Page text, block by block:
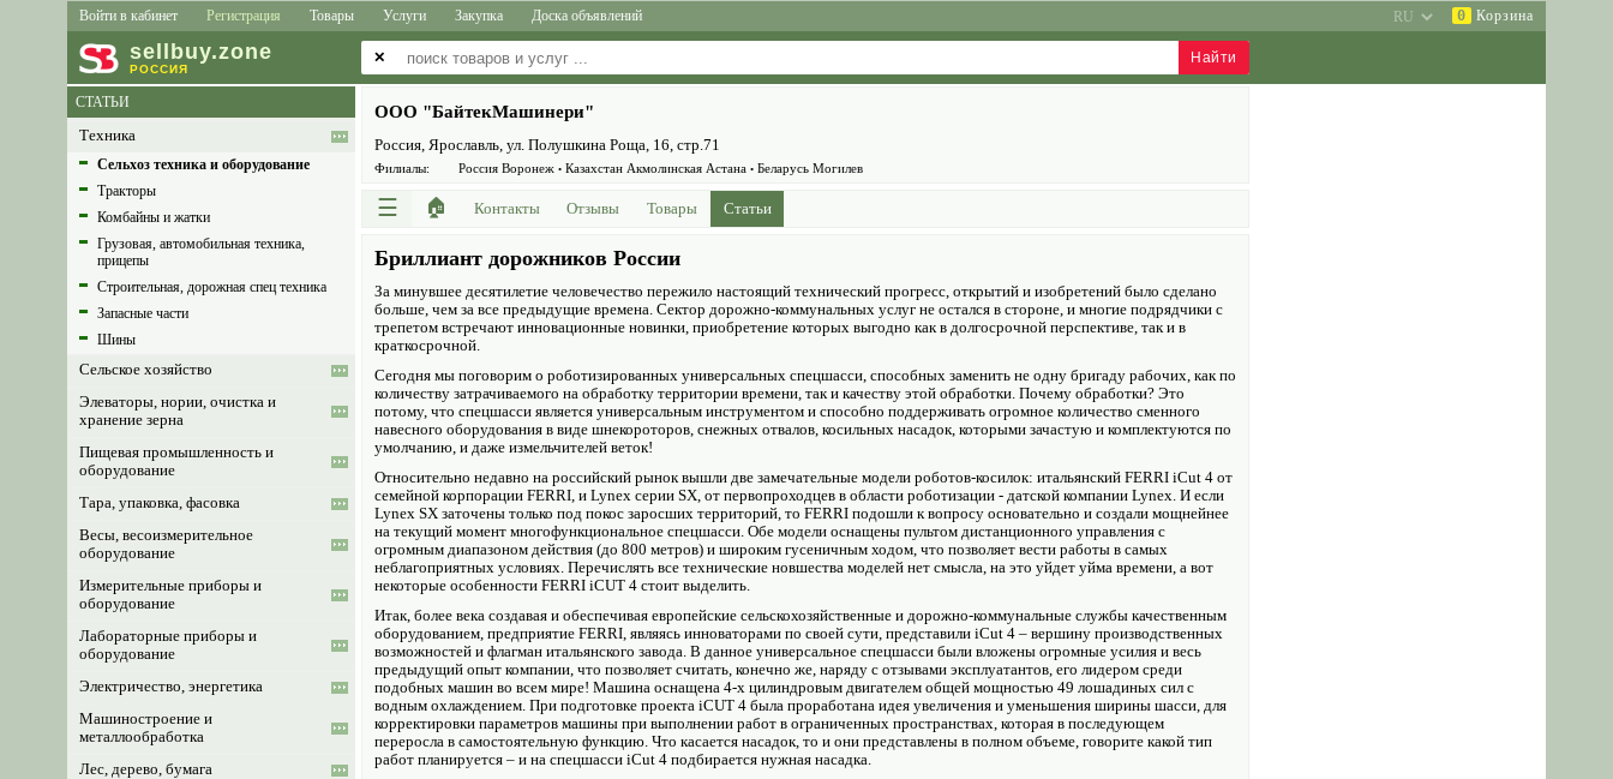
Войти в кабинет Регистрация Товары Услуги Закупка Доска объявлений 0 Корзина
sell buy.zone
РОССИЯ
✕
СТАТЬИ
Техника
Сельхоз техника и оборудование
Тракторы
Комбайны и жатки
Грузовая, автомобильная техника,
прицепы
Строительная, дорожная спец техника
Запасные части
Шины
Сельское хозяйство
Элеваторы, нории, очистка и
хранение зерна
Пищевая промышленность и
оборудование
Тара, упаковка, фасовка
Весы, весоизмерительное
оборудование
Измерительные приборы и
оборудование
Лабораторные приборы и
оборудование
Электричество, энергетика
Машиностроение и
металлообработка
Лес, дерево, бумага
ООО "БайтекМашинери"
Россия, Ярославль, ул. Полушкина Роща, 16, стр.71
Филиалы: Россия Воронеж • Казахстан Акмолинская Астана • Беларусь Могилев
☰ 🏠 Контакты Отзывы Товары Статьи
Бриллиант дорожников России
За минувшее десятилетие человечество пережило настоящий технический прогресс, открытий и изобретений было сделано
больше, чем за все предыдущие времена. Сектор дорожно-коммунальных услуг не остался в стороне, и многие подрядчики с
трепетом встречают инновационные новинки, приобретение которых выгодно как в долгосрочной перспективе, так и в
краткосрочной.
Сегодня мы поговорим о роботизированных универсальных спецшасси, способных заменить не одну бригаду рабочих, как по
количеству затрачиваемого на обработку территории времени, так и качеству этой обработки. Почему обработки? Это
потому, что спецшасси является универсальным инструментом и способно поддерживать огромное количество сменного
навесного оборудования в виде шнекороторов, снежных отвалов, косильных насадок, которыми зачастую и комплектуются по
умолчанию, и даже измельчителей веток!
Относительно недавно на российский рынок вышли две замечательные модели роботов-косилок: итальянский FERRI iCut 4 от
семейной корпорации FERRI, и Lynex серии SX, от первопроходцев в области роботизации - датской компании Lynex. И если
Lynex SX заточены только под покос заросших территорий, то FERRI подошли к вопросу основательно и создали мощнейнее
на текущий момент многофункциональное спецшасси. Обе модели оснащены пультом дистанционного управления с
огромным диапазоном действия (до 800 метров) и широким гусеничным ходом, что позволяет вести работы в самых
неблагоприятных условиях. Перечислять все технические новшества моделей нет смысла, на это уйдет уйма времени, а вот
некоторые особенности FERRI iCUT 4 стоит выделить.
Итак, более века создавая и обеспечивая европейские сельскохозяйственные и дорожно-коммунальные службы качественным
оборудованием, предприятие FERRI, являясь инноваторами по своей сути, представили iCut 4 – вершину производственных
возможностей и флагман итальянского завода. В данное универсальное спецшасси были вложены огромные усилия и весь
предыдущий опыт компании, что позволяет считать, конечно же, наряду с отзывами эксплуатантов, его лидером среди
подобных машин во всем мире! Машина оснащена 4-х цилиндровым двигателем общей мощностью 49 лошадиных сил с
водным охлаждением. При подготовке проекта iCUT 4 была проработана идея увеличения и уменьшения ширины шасси, для
корректировки параметров машины при выполнении работ в ограниченных пространствах, которая в последующем
переросла в самостоятельную функцию. Что касается насадок, то и они представлены в полном объеме, говорите какой тип
работ планируется – и на спецшасси iCut 4 подбирается нужная насадка.